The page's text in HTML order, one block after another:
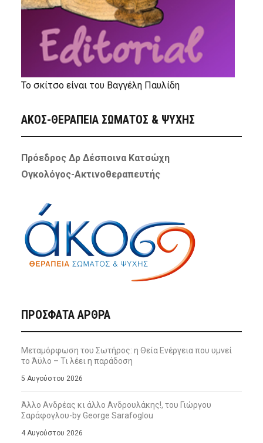
Το σκίτσο είναι του Βαγγέλη Παυλίδη
ΑΚΟΣ-ΘΕΡΑΠΕΙΑ ΣΩΜΑΤΟΣ & ΨΥΧΗΣ
Πρόεδρος Δρ Δέσποινα Κατσώχη
Ογκολόγος-Ακτινοθεραπευτής
ΠΡΌΣΦΑΤΑ ΆΡΘΡΑ
Μεταμόρφωση του Σωτήρος: η Θεία Ενέργεια που υμνεί
το Άϋλο – Τι λέει η παράδοση
5 Αυγούστου 2026
Άλλο Ανδρέας κι άλλο Ανδρουλάκης!, του Γιώργου
Σαράφογλου-by George Sarafoglou
4 Αυγούστου 2026